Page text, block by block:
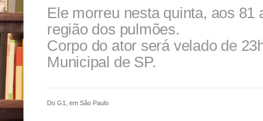
Ele morreu nesta quinta, aos 81
região dos pulmões.
Corpo do ator será velado de
Municipal de SP.
Do G1, em São Paulo